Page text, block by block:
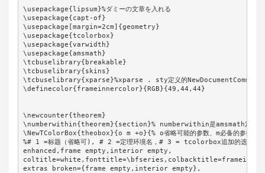
\usepackage{lipsum}%ダミーの文章を入れる
\usepackage{capt-of}
\usepackage[margin=2cm]{geometry}
\usepackage{tcolorbox}
\usepackage{varwidth}
\usepackage{amsmath}
\tcbuselibrary{breakable}
\tcbuselibrary{skins}
\tcbuselibrary{xparse}%xparse . sty定义的NewDocumentCommand
\definecolor{frameinnercolor}{RGB}{49,44,44}
\newcounter{theorem}
\numberwithin{theorem}{section}% numberwithin是amsmath定义
\NewTColorBox{theobox}{o m +o}{% o省略可能的参数、m必备的参数、+
%# 1 =标题（省略可), # 2 =定理环境名，# 3 = tcolorbox追加的选项
enhanced,frame empty,interior empty,
extras broken={frame empty,interior empty},